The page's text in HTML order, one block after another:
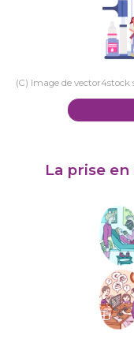
(C) Image de vector4stock
La prise